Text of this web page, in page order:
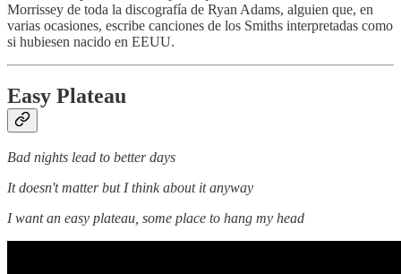
Morrissey de toda la discografía de Ryan Adams, alguien que, en
varias ocasiones, escribe canciones de los Smiths interpretadas como
si hubiesen nacido en EEUU.
Easy Plateau
Bad nights lead to better days
It doesn't matter but I think about it anyway
I want an easy plateau, some place to hang my head